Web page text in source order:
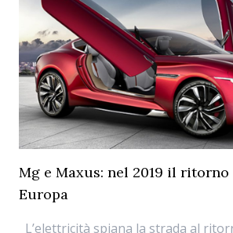
Mg e Maxus: nel 2019 il
Europa
L’elettricità spiana la strada al